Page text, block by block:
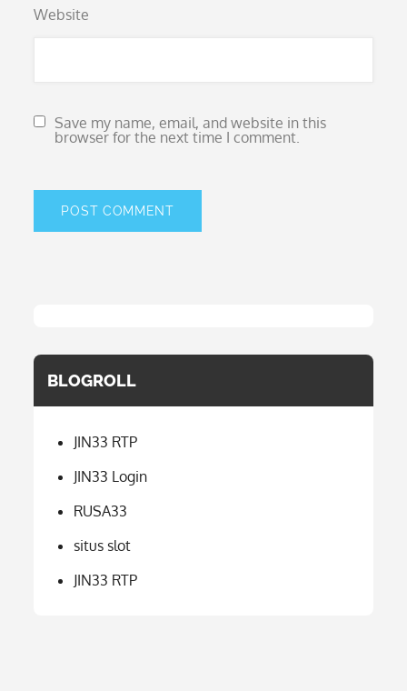
Website
Save my name, email, and website in this
browser for the next time I comment.
BLOGROLL
JIN33 RTP
JIN33 Login
RUSA33
situs slot
JIN33 RTP